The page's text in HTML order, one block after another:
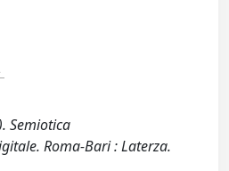
Semiotica
Roma-Bari : Laterza.